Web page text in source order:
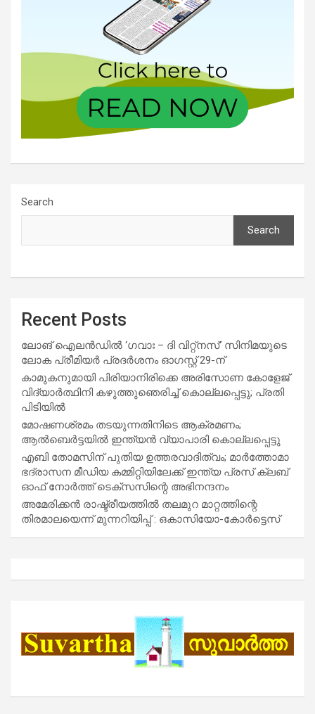
Search
Search
Recent Posts
ലോങ് ഐലൻഡിൽ ‘ഗവാഃ – ദി വിറ്റ്‌നസ്’ സിനിമയുടെ
ലോക പ്രീമിയർ പ്രദർശനം ഓഗസ്റ്റ് 29-ന്
കാമുകനുമായി പിരിയാനിരിക്കെ അരിസോണ കോളേജ്
വിദ്യാർത്ഥിനി കഴുത്തുഞെരിച്ച് കൊല്ലപ്പെട്ടു; പ്രതി
പിടിയിൽ
മോഷണശ്രമം തടയുന്നതിനിടെ ആക്രമണം;
ആൽബെർട്ടയിൽ ഇന്ത്യൻ വ്യാപാരി കൊല്ലപ്പെട്ടു
എബി തോമസിന് പുതിയ ഉത്തരവാദിത്വം; മാർത്തോമാ
ഭദ്രാസന മീഡിയ കമ്മിറ്റിയിലേക്ക് ഇന്ത്യ പ്രസ് ക്ലബ്
ഓഫ് നോർത്ത് ടെക്സസിന്റെ അഭിനന്ദനം
അമേരിക്കൻ രാഷ്ട്രീയത്തിൽ തലമുറ മാറ്റത്തിന്റെ
തിരമാലയെന്ന് മുന്നറിയിപ്പ് : ഒകാസിയോ-കോർട്ടെസ്